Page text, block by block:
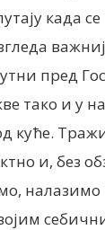
када
пред
тако и у
куће.
и, без